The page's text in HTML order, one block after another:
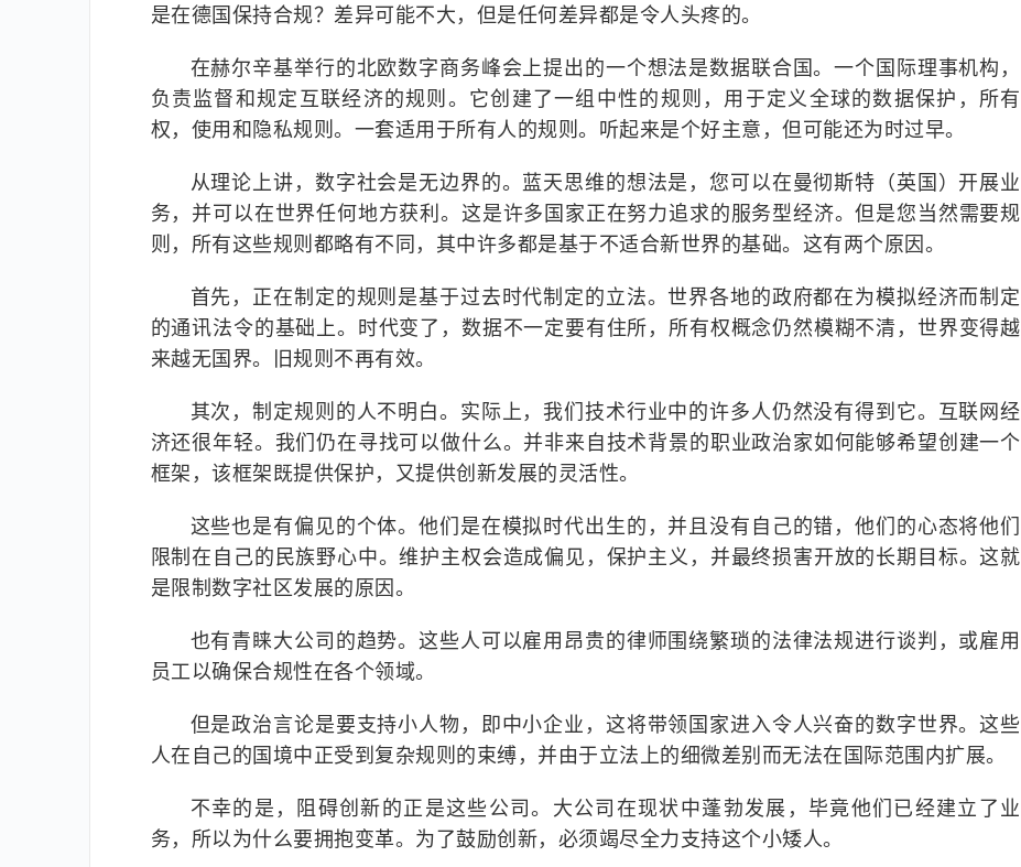
是在德国保持合规？差异可能不大，但是任何差异都是令人头疼的。
在赫尔辛基举行的北欧数字商务峰会上提出的一个想法是数据联合国。一个国际理事机构，
负责监督和规定互联经济的规则。它创建了一组中性的规则，用于定义全球的数据保护，所有
权，使用和隐私规则。一套适用于所有人的规则。听起来是个好主意，但可能还为时过早。
从理论上讲，数字社会是无边界的。蓝天思维的想法是，您可以在曼彻斯特（英国）开展业
务，并可以在世界任何地方获利。这是许多国家正在努力追求的服务型经济。但是您当然需要规
则，所有这些规则都略有不同，其中许多都是基于不适合新世界的基础。这有两个原因。
首先，正在制定的规则是基于过去时代制定的立法。世界各地的政府都在为模拟经济而制定
的通讯法令的基础上。时代变了，数据不一定要有住所，所有权概念仍然模糊不清，世界变得越
来越无国界。旧规则不再有效。
其次，制定规则的人不明白。实际上，我们技术行业中的许多人仍然没有得到它。互联网经
济还很年轻。我们仍在寻找可以做什么。并非来自技术背景的职业政治家如何能够希望创建一个
框架，该框架既提供保护，又提供创新发展的灵活性。
这些也是有偏见的个体。他们是在模拟时代出生的，并且没有自己的错，他们的心态将他们
限制在自己的民族野心中。维护主权会造成偏见，保护主义，并最终损害开放的长期目标。这就
是限制数字社区发展的原因。
也有青睐大公司的趋势。这些人可以雇用昂贵的律师围绕繁琐的法律法规进行谈判，或雇用
员工以确保合规性在各个领域。
但是政治言论是要支持小人物，即中小企业，这将带领国家进入令人兴奋的数字世界。这些
人在自己的国境中正受到复杂规则的束缚，并由于立法上的细微差别而无法在国际范围内扩展。
不幸的是，阻碍创新的正是这些公司。大公司在现状中蓬勃发展，毕竟他们已经建立了业
务，所以为什么要拥抱变革。为了鼓励创新，必须竭尽全力支持这个小矮人。